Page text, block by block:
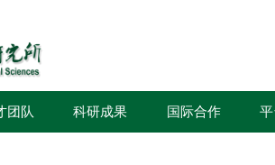
团队 科研成果 国际合作